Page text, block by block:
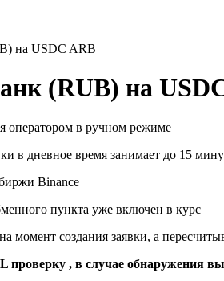
на USDC ARB
(RUB) на
оператором в ручном режиме
в дневное время занимает до 15
Binance
пункта уже включен в курс
момент создания заявки, а
, в случае обнаружения